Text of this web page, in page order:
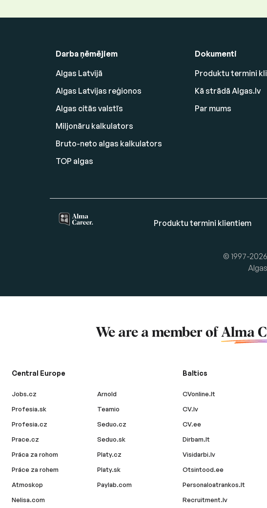
Darba ņēmējiem
Algas Latvijā
Algas Latvijas reģionos
Algas citās valstīs
Miljonāru kalkulators
Bruto-neto algas kalkulators
TOP algas
Dokumenti
Produktu termini
Kā strādā Algas.lv
Par mums
Produktu termini klientiem
© 1997-
We are a member of Alma
Central Europe
Jobs.cz
Profesia.sk
Profesia.cz
Prace.cz
Práca za rohom
Práce za rohem
Atmoskop
Nelisa.com
Arnold
Teamio
Seduo.cz
Seduo.sk
Platy.cz
Platy.sk
Paylab.com
Baltics
CVonline.lt
CV.lv
CV.ee
Dirbam.lt
Visidarbi.lv
Otsintood.ee
Personaloatrankos.lt
Recruitment.lv